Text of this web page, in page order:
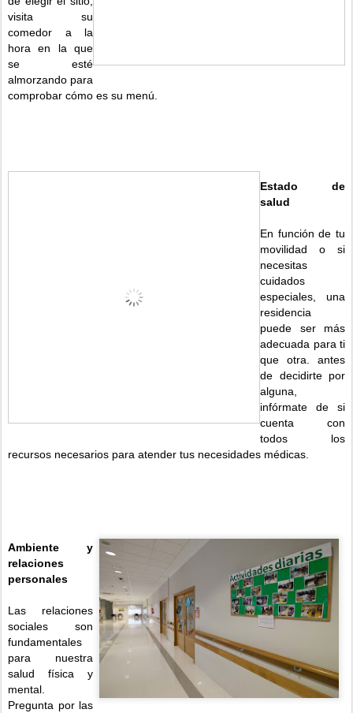
visita su
comedor a la
hora en la que
se esté
almorzando para
comprobar cómo es su menú.
Estado de
salud
En función de tu
movilidad o si
necesitas
cuidados
especiales, una
residencia
puede ser más
adecuada para ti
que otra. antes
de decidirte por
alguna,
infórmate de si
cuenta con
todos los
recursos necesarios para atender tus necesidades médicas.
Ambiente y
relaciones
personales
Las relaciones
sociales son
fundamentales
para nuestra
salud física y
mental.
Pregunta por las